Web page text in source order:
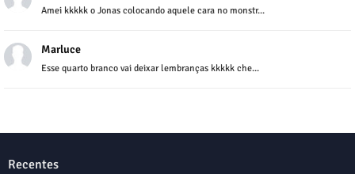
Amei kkkkk o Jonas colocando aquele cara no monstr...
Marluce
Esse quarto branco vai deixar lembranças kkkkk che...
Recentes